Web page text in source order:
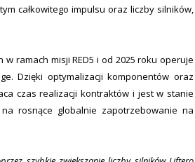
całkowitego impulsu oraz liczby silników,
w ramach misji RED5 i od 2025 roku operuje
Dzięki optymalizacji komponentów oraz
czas realizacji kontraktów i jest w stanie
rosnące globalnie zapotrzebowanie na